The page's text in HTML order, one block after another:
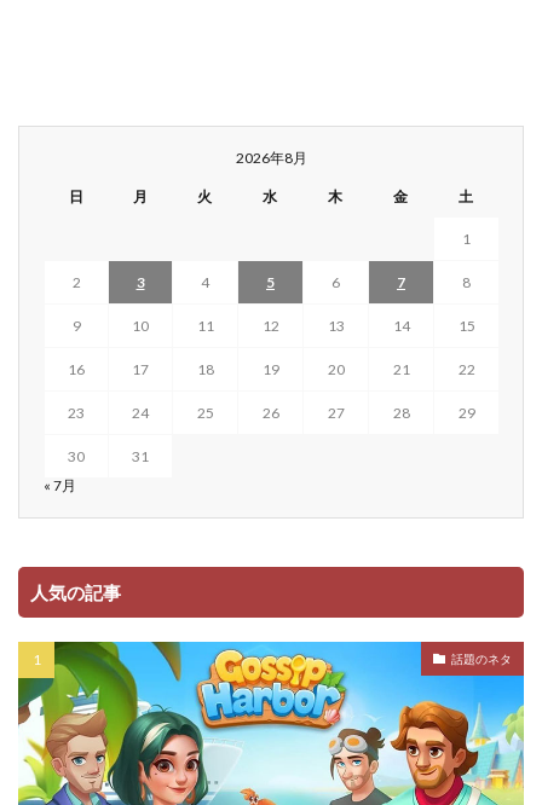
2026年8月
日 月 火 水 木 金 土
1
2 3 4 5 6 7 8
9 10 11 12 13 14 15
16 17 18 19 20 21 22
23 24 25 26 27 28 29
30
31
« 7月
人気の記事
話題のネタ